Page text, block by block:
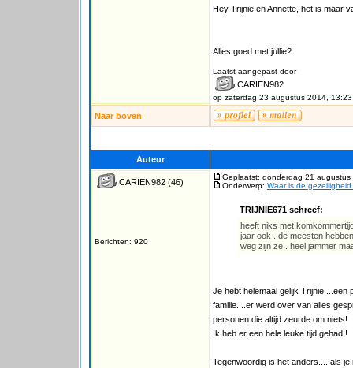
Hey Trijnie en Annette, het is maar
Alles goed met jullie?
Laatst aangepast door
CARIEN982
op zaterdag 23 augustus 2014, 13:23
Naar boven
Auteur
CARIEN982 (46)
Berichten: 920
Geplaatst: donderdag 21
Onderwerp: Waar is de
TRIJNIE671 schreef:
heeft niks met
jaar ook . de meesten
weg zijn ze . heel jammer
Je hebt helemaal gelijk
familie....er werd over van alles
personen die altijd zeurde om niets!
Ik heb er een hele leuke tijd gehad!!
Tegenwoordig is het anders.....als